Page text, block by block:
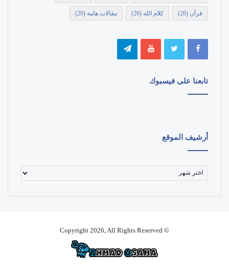
قرآن (26) كلام الله (26) مقالات هامة (20)
تابعنا على فيسبوك
أرشيف الموقع
أرشيف
الموقع
© Copyright 2026, All Rights Reserved